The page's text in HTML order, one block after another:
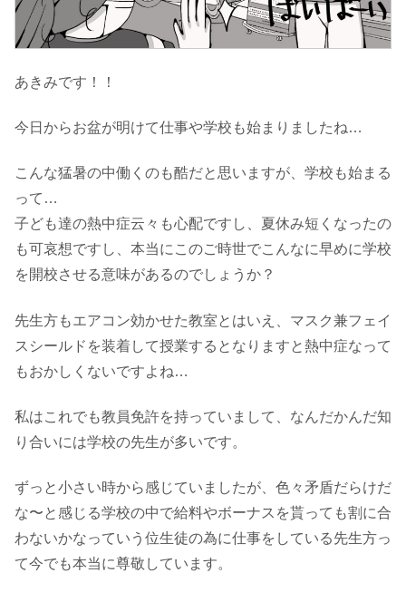
あきみです！！
今日からお盆が明けて仕事や学校も始まりましたね…
こんな猛暑の中働くのも酷だと思いますが、学校も始まる
って…
子ども達の熱中症云々も心配ですし、夏休み短くなったの
も可哀想ですし、本当にこのご時世でこんなに早めに学校
を開校させる意味があるのでしょうか？
先生方もエアコン効かせた教室とはいえ、マスク兼フェイ
スシールドを装着して授業するとなりますと熱中症なって
もおかしくないですよね…
私はこれでも教員免許を持っていまして、なんだかんだ知
り合いには学校の先生が多いです。
ずっと小さい時から感じていましたが、色々矛盾だらけだ
な〜と感じる学校の中で給料やボーナスを貰っても割に合
わないかなっていう位生徒の為に仕事をしている先生方っ
て今でも本当に尊敬しています。